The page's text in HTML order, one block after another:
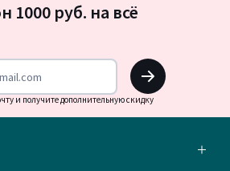
на
1000 руб. на всё
OK
и получите дополнительную скидку